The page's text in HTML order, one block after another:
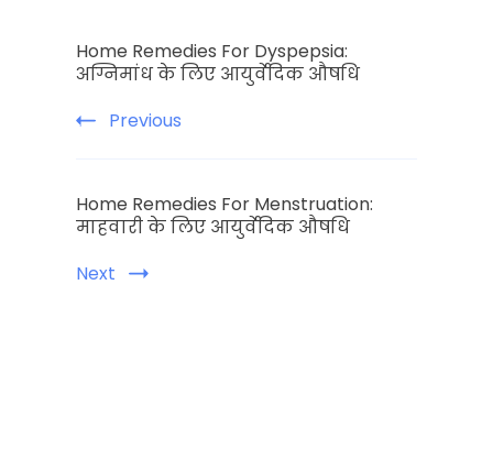
Navigation
Home Remedies For Dyspepsia:
अग्निमांध के लिए आयुर्वेदिक औषधि
Previous
Home Remedies For Menstruation:
माहवारी के लिए आयुर्वेदिक औषधि
Next